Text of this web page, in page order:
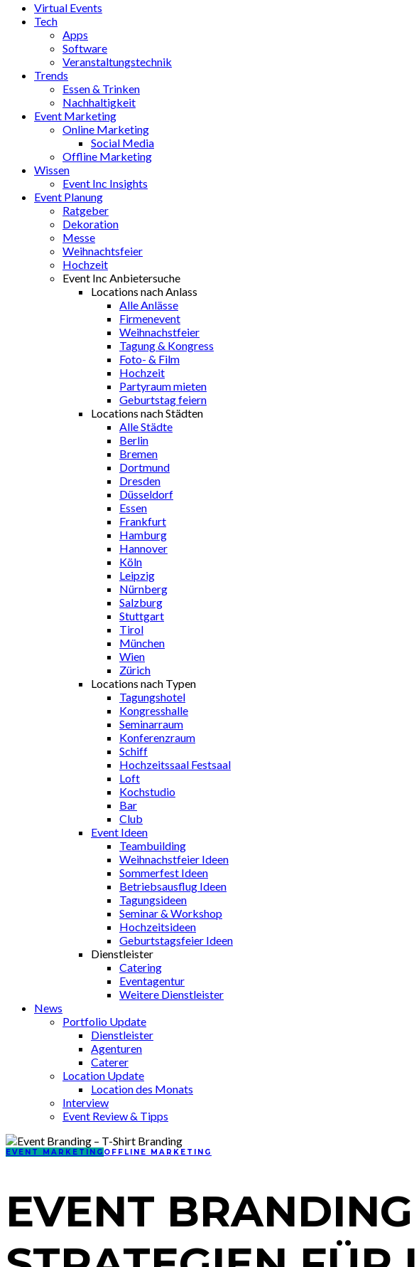
Virtual Events
Tech
Apps
Software
Veranstaltungstechnik
Trends
Essen & Trinken
Nachhaltigkeit
Event Marketing
Online Marketing
Social Media
Offline Marketing
Wissen
Event Inc Insights
Event Planung
Ratgeber
Dekoration
Messe
Weihnachtsfeier
Hochzeit
Event Inc Anbietersuche
Locations nach Anlass
Alle Anlässe
Firmenevent
Weihnachstfeier
Tagung & Kongress
Foto- & Film
Hochzeit
Partyraum mieten
Geburtstag feiern
Locations nach Städten
Alle Städte
Berlin
Bremen
Dortmund
Dresden
Düsseldorf
Essen
Frankfurt
Hamburg
Hannover
Köln
Leipzig
Nürnberg
Salzburg
Stuttgart
Tirol
München
Wien
Zürich
Locations nach Typen
Tagungshotel
Kongresshalle
Seminarraum
Konferenzraum
Schiff
Hochzeitssaal Festsaal
Loft
Kochstudio
Bar
Club
Event Ideen
Teambuilding
Weihnachstfeier Ideen
Sommerfest Ideen
Betriebsausflug Ideen
Tagungsideen
Seminar & Workshop
Hochzeitsideen
Geburtstagsfeier Ideen
Dienstleister
Catering
Eventagentur
Weitere Dienstleister
News
Portfolio Update
Dienstleister
Agenturen
Caterer
Location Update
Location des Monats
Interview
Event Review & Tipps
EVENT MARKETING OFFLINE MARKETING
EVENT